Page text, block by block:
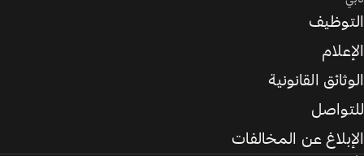
التوظيف
الإعلام
الوثائق القانونية
للتواصل
الإبلاغ عن المخالفات